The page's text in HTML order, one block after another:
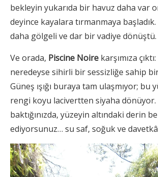
bekleyin yukarıda bir havuz daha var
deyince kayalara tırmanmaya
daha gölgeli ve dar bir vadiye dönüştü.
Ve orada, Piscine Noire karşımıza
neredeyse sihirli bir sessizliğe sahip
Güneş ışığı buraya tam ulaşmıyor; bu
rengi koyu lacivertten siyaha dönüyor.
baktığınızda, yüzeyin altındaki derin
ediyorsunuz… su saf, soğuk ve